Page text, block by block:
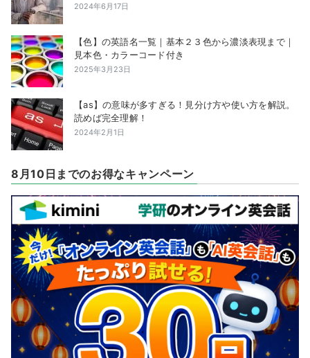
2024年6月17日
【色】の英語名一覧｜基本２３色から濃淡表現まで｜
見本色・カラーコード付き
2025年3月23日
【as】の意味が多すぎる！見分け方や使い方を解説。
読めば完全理解！
2024年2月1日
8月10日までのお得なキャンペーン